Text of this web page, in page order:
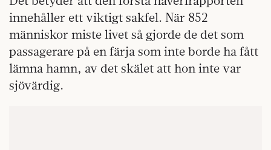
innehåller ett viktigt sakfel. När 852
människor miste livet så gjorde de det som
passagerare på en färja som inte borde ha fått
lämna hamn, av det skälet att hon inte var
sjövärdig.